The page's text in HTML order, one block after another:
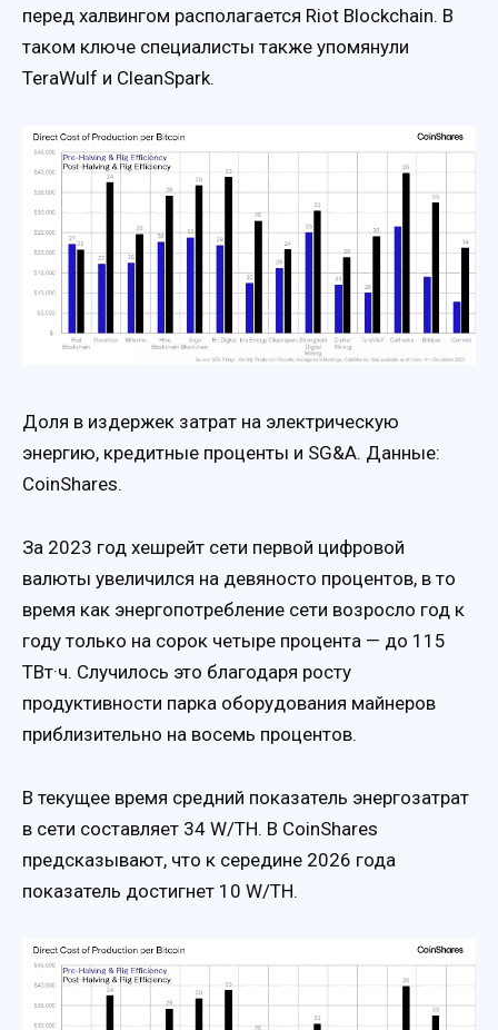
перед халвингом располагается Riot Blockchain. В
таком ключе специалисты также упомянули
TeraWulf и CleanSpark.
Доля в издержек затрат на электрическую
энергию, кредитные проценты и SG&A. Данные:
CoinShares.
За 2023 год хешрейт сети первой цифровой
валюты увеличился на девяносто процентов, в то
время как энергопотребление сети возросло год к
году только на сорок четыре процента — до 115
ТВт·ч. Случилось это благодаря росту
продуктивности парка оборудования майнеров
приблизительно на восемь процентов.
В текущее время средний показатель энергозатрат
в сети составляет 34 W/TH. В CoinShares
предсказывают, что к середине 2026 года
показатель достигнет 10 W/TH.